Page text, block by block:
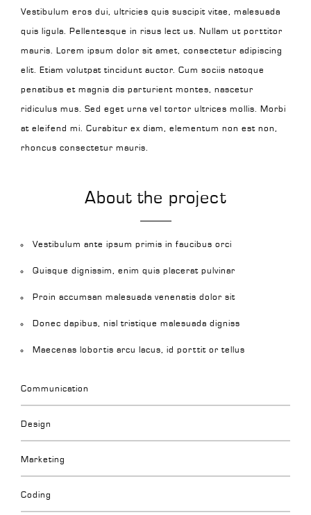
Vestibulum eros dui, ultricies quis suscipit vitae, malesuada
quis ligula. Pellentesque in risus lect us. Nullam ut porttitor
mauris. Lorem ipsum dolor sit amet, consectetur adipiscing
elit. Etiam volutpat tincidunt auctor. Cum sociis natoque
penatibus et magnis dis parturient montes, nascetur
ridiculus mus. Sed eget urna vel tortor ultrices mollis. Morbi
at eleifend mi. Curabitur ex diam, elementum non est non,
rhoncus consectetur mauris.
About the project
Vestibulum ante ipsum primis in faucibus orci
Quisque dignissim, enim quis placerat pulvinar
Proin accumsan malesuada venenatis dolor sit
Donec dapibus, nisl tristique malesuada digniss
Maecenas lobortis arcu lacus, id porttit or tellus
Communication
Design
Marketing
Coding